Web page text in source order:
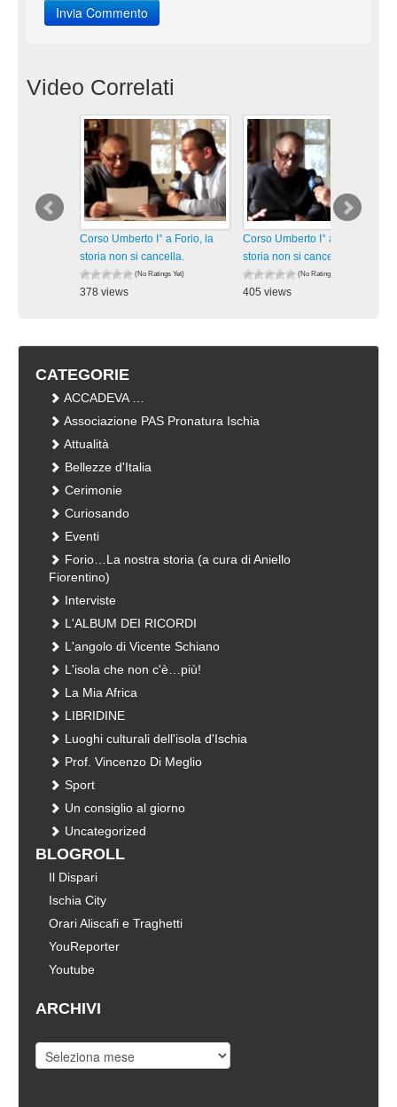
Video Correlati
Corso Umberto I° a Forio, la
storia non si cancella.
(No Ratings Yet)
378 views
Corso Umberto I° a Forio, la
storia non si cancella.
(No Ratings Yet)
405 views
CATEGORIE
ACCADEVA …
Associazione PAS Pronatura Ischia
Attualità
Bellezze d'Italia
Cerimonie
Curiosando
Eventi
Forio…La nostra storia (a cura di Aniello
Fiorentino)
Interviste
L'ALBUM DEI RICORDI
L'angolo di Vicente Schiano
L'isola che non c'è…più!
La Mia Africa
LIBRIDINE
Luoghi culturali dell'isola d'Ischia
Prof. Vincenzo Di Meglio
Sport
Un consiglio al giorno
Uncategorized
BLOGROLL
Il Dispari
Ischia City
Orari Aliscafi e Traghetti
YouReporter
Youtube
ARCHIVI